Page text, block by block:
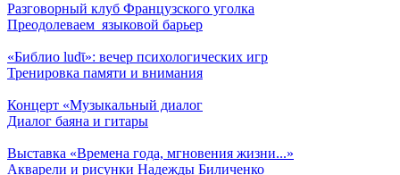
Разговорный клуб Французского уголка
Преодолеваем языковой барьер
«Библио ludῑ»: вечер психологических игр
Тренировка памяти и внимания
Концерт «Музыкальный диалог
Диалог баяна и гитары
Выставка «Времена года, мгновения жизни...»
Акварели и рисунки Надежды Биличенко